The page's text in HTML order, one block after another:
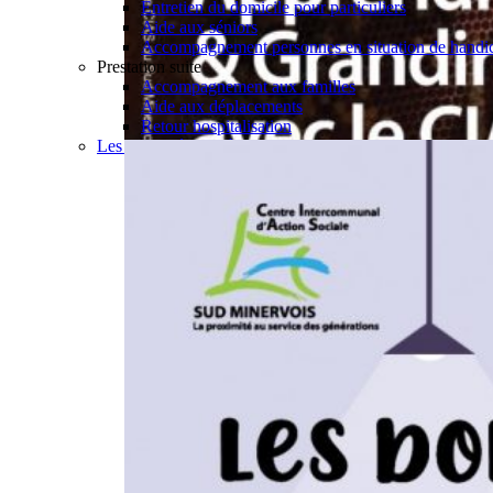
Entretien du domicile pour particuliers
Aide aux séniors
Accompagnement personnes en situation de
Prestation suite
Accompagnement aux familles
Aide aux déplacements
Retour hospitalisation
Les actualités aide à domicile